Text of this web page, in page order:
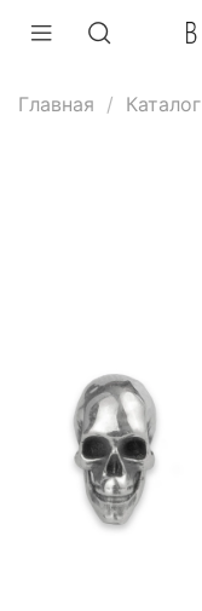
Главная Каталог